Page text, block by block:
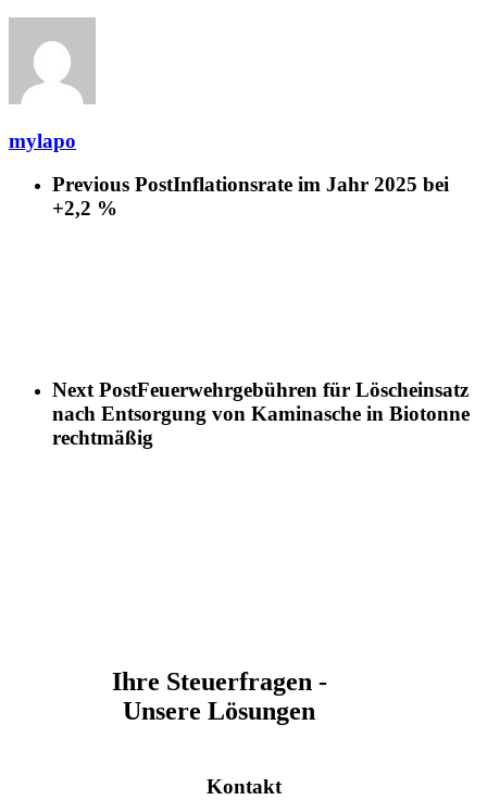
mylapo
Previous PostInflationsrate im Jahr 2025 bei
+2,2 %
Next PostFeuerwehrgebühren für Löscheinsatz
nach Entsorgung von Kaminasche in Biotonne
rechtmäßig
Ihre Steuerfragen -
Unsere Lösungen
Kontakt